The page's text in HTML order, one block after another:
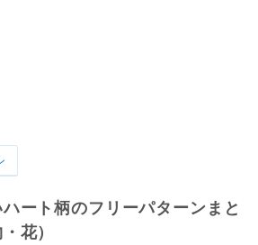
ート柄のフリーパターンまと
花）